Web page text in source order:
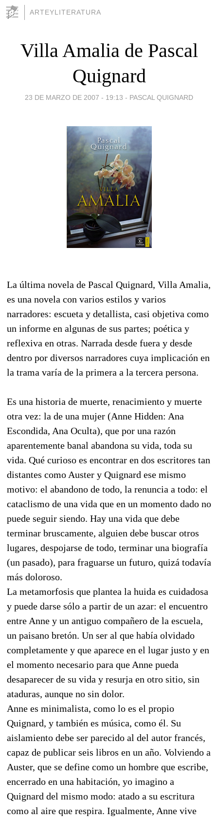
ARTEYLITERATURA
Villa Amalia de Pascal
Quignard
23 DE MARZO DE 2007 - 19:13 - PASCAL QUIGNARD
La última novela de Pascal Quignard, Villa Amalia,
es una novela con varios estilos y varios
narradores: escueta y detallista, casi objetiva como
un informe en algunas de sus partes; poética y
reflexiva en otras. Narrada desde fuera y desde
dentro por diversos narradores cuya implicación en
la trama varía de la primera a la tercera persona.
Es una historia de muerte, renacimiento y muerte
otra vez: la de una mujer (Anne Hidden: Ana
Escondida, Ana Oculta), que por una razón
aparentemente banal abandona su vida, toda su
vida. Qué curioso es encontrar en dos escritores tan
distantes como Auster y Quignard ese mismo
motivo: el abandono de todo, la renuncia a todo: el
cataclismo de una vida que en un momento dado no
puede seguir siendo. Hay una vida que debe
terminar bruscamente, alguien debe buscar otros
lugares, despojarse de todo, terminar una biografía
(un pasado), para fraguarse un futuro, quizá todavía
más doloroso.
La metamorfosis que plantea la huida es cuidadosa
y puede darse sólo a partir de un azar: el encuentro
entre Anne y un antiguo compañero de la escuela,
un paisano bretón. Un ser al que había olvidado
completamente y que aparece en el lugar justo y en
el momento necesario para que Anne pueda
desaparecer de su vida y resurja en otro sitio, sin
ataduras, aunque no sin dolor.
Anne es minimalista, como lo es el propio
Quignard, y también es música, como él. Su
aislamiento debe ser parecido al del autor francés,
capaz de publicar seis libros en un año. Volviendo a
Auster, que se define como un hombre que escribe,
encerrado en una habitación, yo imagino a
Quignard del mismo modo: atado a su escritura
como al aire que respira. Igualmente, Anne vive